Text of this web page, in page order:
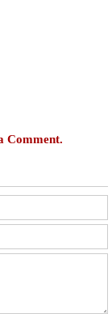
Comment.